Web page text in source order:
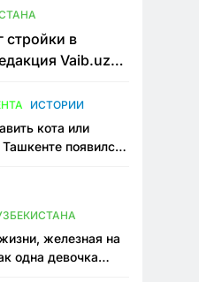
стройки в
Vaib.uz
ИСТОРИИ
кота или
появился
железная на
одна девочка